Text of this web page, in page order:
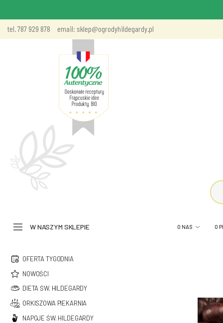
tel. 787 929 878 email: sklep@ogrodyhildegardy.pl
W NASZYM SKLEPIE O NAS O
OFERTA TYGODNIA
NOWOŚCI
DIETA ŚW. HILDEGARDY
ORKISZOWA PIEKARNIA
NAPOJE ŚW. HILDEGARDY